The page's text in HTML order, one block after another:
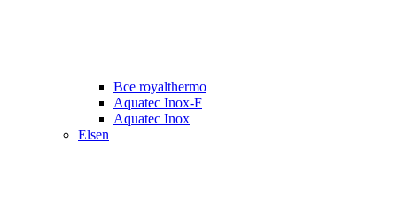
Все royalthermo
Aquatec Inox-F
Aquatec Inox
Elsen